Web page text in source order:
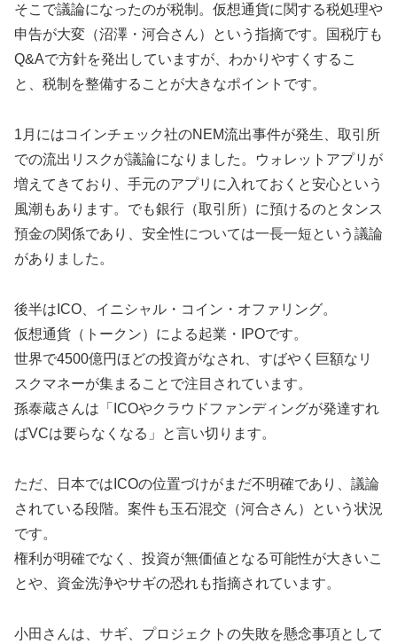
そこで議論になったのが税制。仮想通貨に関する税処理や
申告が大変（沼澤・河合さん）という指摘です。国税庁も
Q&Aで方針を発出していますが、わかりやすくするこ
と、税制を整備することが大きなポイントです。
1月にはコインチェック社のNEM流出事件が発生、取引所
での流出リスクが議論になりました。ウォレットアプリが
増えてきており、手元のアプリに入れておくと安心という
風潮もあります。でも銀行（取引所）に預けるのとタンス
預金の関係であり、安全性については一長一短という議論
がありました。
後半はICO、イニシャル・コイン・オファリング。
仮想通貨（トークン）による起業・IPOです。
世界で4500億円ほどの投資がなされ、すばやく巨額なリ
スクマネーが集まることで注目されています。
孫泰蔵さんは「ICOやクラウドファンディングが発達すれ
ばVCは要らなくなる」と言い切ります。
ただ、日本ではICOの位置づけがまだ不明確であり、議論
されている段階。案件も玉石混交（河合さん）という状況
です。
権利が明確でなく、投資が無価値となる可能性が大きいこ
とや、資金洗浄やサギの恐れも指摘されています。
小田さんは、サギ、プロジェクトの失敗を懸念事項として